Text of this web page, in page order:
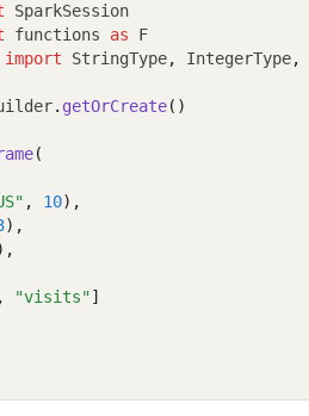
SparkSession
functions as F
import StringType, IntegerType,
. getOrCreate()
(
, 10),
),
, "visits"]